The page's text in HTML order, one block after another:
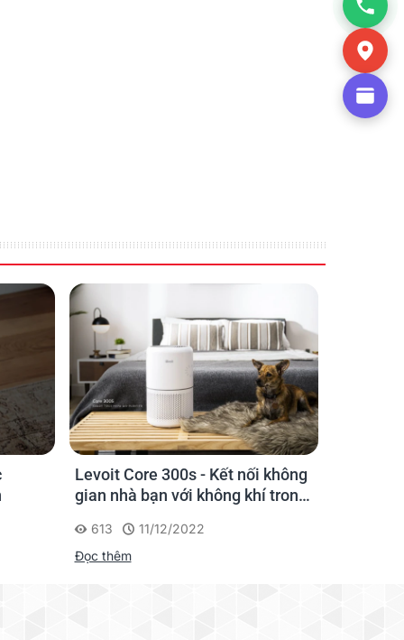
Levoit Core 300 - Tận hưởng bầu
không khí sạch sẽ chỉ trong vài
920
07/12/2022
Đọc thêm